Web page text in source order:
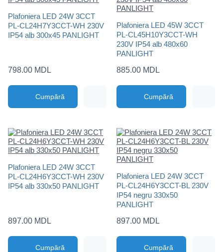
Plafoniera LED 24W 3CCT
PL-CL24H7Y3CCT-WH 230V
IP54 alb 300x45 PANLIGHT
798.00 MDL
Cumpără
Plafoniera LED 45W 3CCT
PL-CL45H10Y3CCT-WH
230V IP54 alb 480x60
PANLIGHT
885.00 MDL
Cumpără
Plafoniera LED 24W 3CCT
PL-CL24H6Y3CCT-WH 230V
IP54 alb 330x50 PANLIGHT
897.00 MDL
Cumpără
Plafoniera LED 24W 3CCT
PL-CL24H6Y3CCT-BL 230V
IP54 negru 330x50
PANLIGHT
897.00 MDL
Cumpără